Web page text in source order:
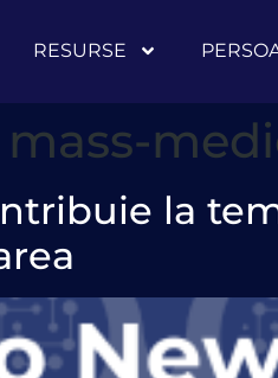
RESURSE
la